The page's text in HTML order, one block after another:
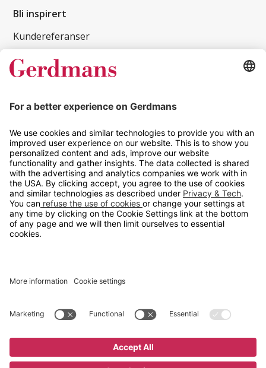
15 195 kr
Bli inspirert
Kundereferanser
Magasin
Tips og guider
Kontakt
info@gerdmans.no
67 80 56 20
Åpningstid
Hverdager 08:00-16:00